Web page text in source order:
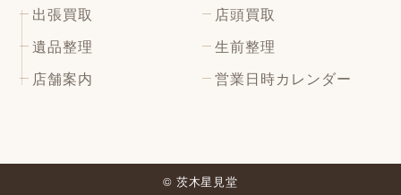
出張買取 店頭買取
遺品整理 生前整理
店舗案内 営業日時カレンダー
© 茨木星見堂